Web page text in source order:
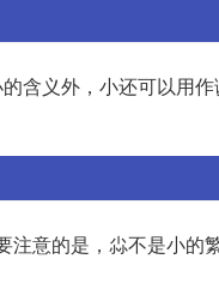
含义外，小还可以用
意的是，尛不是小